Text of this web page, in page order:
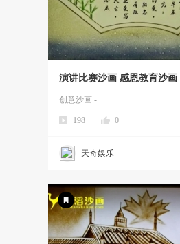
演讲比赛沙画 感恩教育沙画
周年庆典晚宴开场沙画视频
创意沙画 -
198 0
天奇娱乐